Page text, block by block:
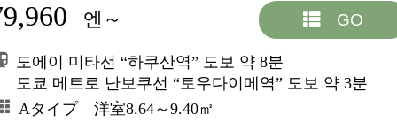
엔～ GO
도에이 미타선 “하쿠산역” 도보 약 8분
도쿄 메트로 난보쿠선 “토우다이메역” 도보 약 3분
Aタイプ 洋室8.64～9.40㎡